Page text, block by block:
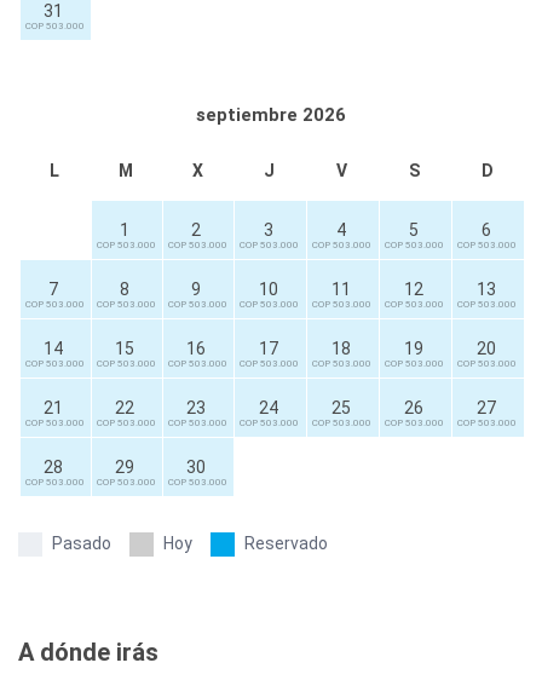
31
COP 503.000
septiembre 2026
L M X J V S D
1
COP 503.000
2
COP 503.000
3
COP 503.000
4
COP 503.000
5
COP 503.000
6
COP 503.000
7
COP 503.000
8
COP 503.000
9
COP 503.000
10
COP 503.000
11
COP 503.000
12
COP 503.000
13
COP 503.000
14
COP 503.000
15
COP 503.000
16
COP 503.000
17
COP 503.000
18
COP 503.000
19
COP 503.000
20
COP 503.000
21
COP 503.000
22
COP 503.000
23
COP 503.000
24
COP 503.000
25
COP 503.000
26
COP 503.000
27
COP 503.000
28
COP 503.000
29
COP 503.000
30
COP 503.000
Pasado Hoy Reservado
A dónde irás